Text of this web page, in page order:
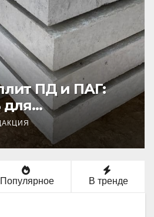
ПД и ПАГ:
Популярное В тренде